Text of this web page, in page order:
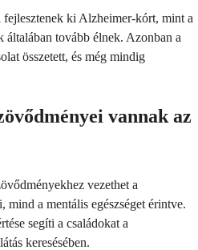
ki Alzheimer-kórt, mint a
általában tovább élnek. Azonban a
összetett, és még mindig
vannak az
vezethet a
a mentális egészséget érintve.
segíti a családokat a
keresésében.